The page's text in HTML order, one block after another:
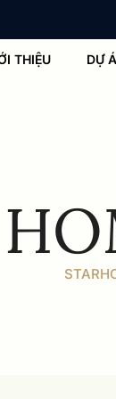
THIỆU DỰ